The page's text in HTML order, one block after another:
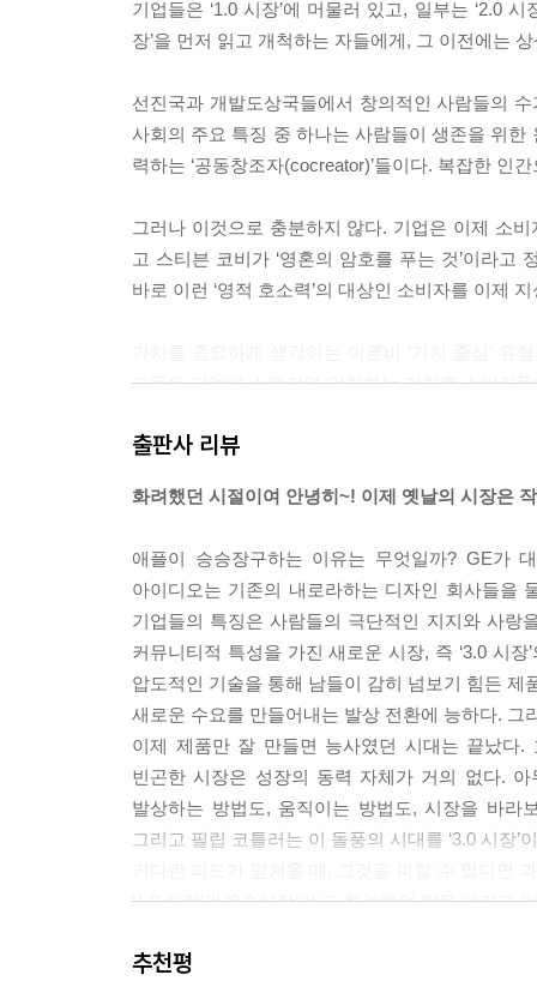
신조 7 | 고객과 적극적으로 관계를 맺고 그들의 성
신조 8 | 모든 비즈니스는 서비스업이다
신조 10 | 정보를 꾸준히 모으고, 지혜롭게 의사결
Summary _마켓 3.0 - 이제 변화가 필요하다!
기업들은 ‘1.0 시장’에 머물러 있고, 일부는 ‘2.0
장’을 먼저 읽고 개척하는 자들에게, 그 이전에는
선진국과 개발도상국들에서 창의적인 사람들의
사회의 주요 특징 중 하나는 사람들이 생존을 위
력하는 ‘공동창조자(cocreator)’들이다. 복잡한 인
그러나 이것으로 충분하지 않다. 기업은 이제 소
고 스티븐 코비가 ‘영혼의 암호를 푸는 것’이라
바로 이런 ‘영적 호소력’의 대상인 소비자를 이제
그들은 기업의 스토리와 일치하는 가치를 소비자
될 브랜드 스토리의 일부가 될 것이다.---p.131
단언컨대 상류층 시장은 성숙하고 있으며 상류층
소해야 한다는 의미다.---p.171
여러 가지 혁신은 사람들을 매슬로우 피라미드의
인간 중심 디자인이라는 혁신적 접근법을 취한다
문에’, 혹은 ‘처음부터 이렇게 만들어왔기 때문에
0
비즈니스 세계의 지형은 끊임없이 변화한다. 경
고 변화를 예측하지 못하면, 기업은 시대에 뒤떨어
출판사 리뷰
화려했던 시절이여 안녕히~! 이제 옛날의 시장은
애플이 승승장구하는 이유는 무엇일까? GE가
아이디오는 기존의 내로라하는 디자인 회사들을
기업들의 특징은 사람들의 극단적인 지지와 사랑
커뮤니티적 특성을 가진 새로운 시장, 즉 ‘3.0 시
압도적인 기술을 통해 남들이 감히 넘보기 힘든
새로운 수요를 만들어내는 발상 전환에 능하다.
이제 제품만 잘 만들면 능사였던 시대는 끝났다
빈곤한 시장은 성장의 동력 자체가 거의 없다.
발상하는 방법도, 움직이는 방법도, 시장을 바라
그리고 필립 코틀러는 이 돌풍의 시대를 ‘3.0 시장’
‘1.0 시장’과 ‘2.0 시장’이 그 화려했던 막을 내리
‘마켓 3.0’의 시대, 무엇을 할 것인가?
추천평